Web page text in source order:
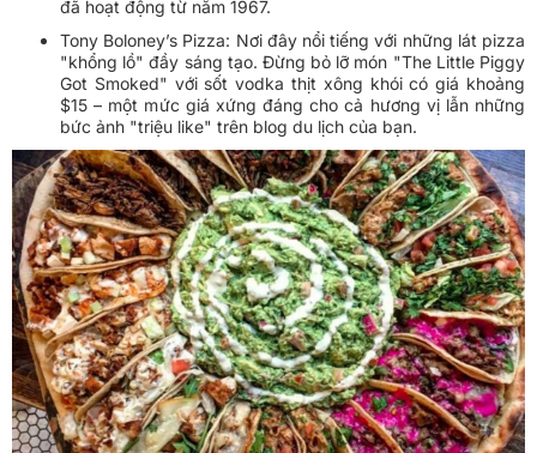
đã hoạt động từ năm 1967.
Tony Boloney’s Pizza: Nơi đây nổi tiếng với những lát pizza
"khổng lồ" đầy sáng tạo. Đừng bỏ lỡ món "The Little Piggy
Got Smoked" với sốt vodka thịt xông khói có giá khoảng
$15 – một mức giá xứng đáng cho cả hương vị lẫn những
bức ảnh "triệu like" trên blog du lịch của bạn.